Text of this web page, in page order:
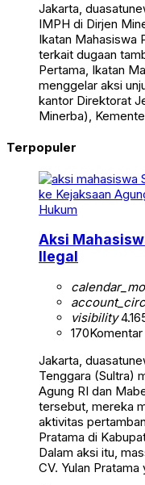
Jakarta,
IMPH di Dirjen
Ikatan Mahasiswa
terkait dugaan
Pertama, Ikatan
menggelar aksi
kantor Direktorat
Minerba),
Terpopuler
Hukum
Aksi
Ilegal
visibility
170Komentar
Jakarta,
Tenggara (Sultra)
Agung RI dan
tersebut, mereka
aktivitas
Pratama di
Dalam aksi itu,
CV. Yulan